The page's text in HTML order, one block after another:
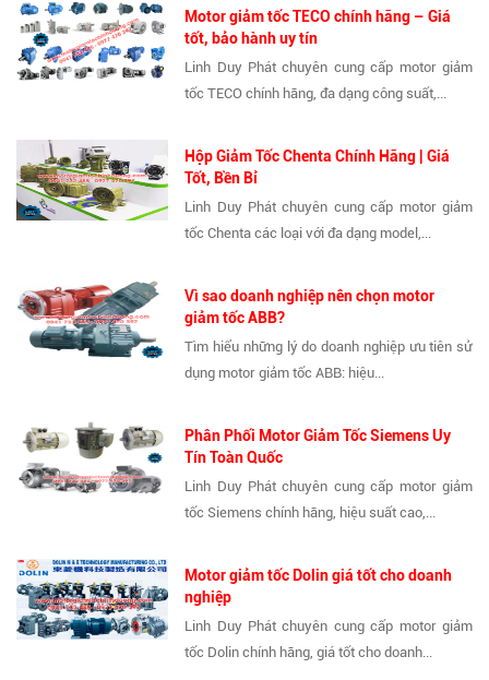
Motor giảm tốc TECO chính hãng – Giá
tốt, bảo hành uy tín
Linh Duy Phát chuyên cung cấp motor giảm
tốc TECO chính hãng, đa dạng công suất,...
Hộp Giảm Tốc Chenta Chính Hãng | Giá
Tốt, Bền Bỉ
Linh Duy Phát chuyên cung cấp motor giảm
tốc Chenta các loại với đa dạng model,...
Vì sao doanh nghiệp nên chọn motor
giảm tốc ABB?
Tìm hiểu những lý do doanh nghiệp ưu tiên sử
dụng motor giảm tốc ABB: hiệu...
Phân Phối Motor Giảm Tốc Siemens Uy
Tín Toàn Quốc
Linh Duy Phát chuyên cung cấp motor giảm
tốc Siemens chính hãng, hiệu suất cao,...
Motor giảm tốc Dolin giá tốt cho doanh
nghiệp
Linh Duy Phát chuyên cung cấp motor giảm
tốc Dolin chính hãng, giá tốt cho doanh...